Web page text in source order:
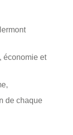
économie et
de chaque